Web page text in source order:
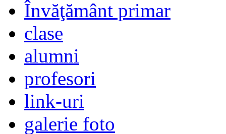
Învăţământ primar
clase
alumni
profesori
link-uri
galerie foto